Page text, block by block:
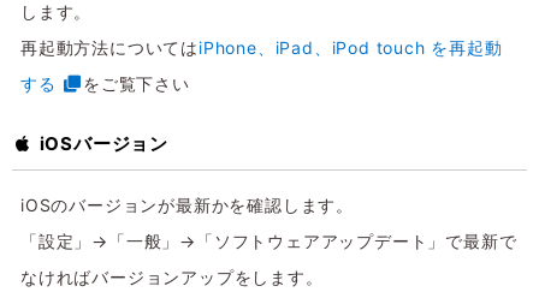
します。
再起動方法についてはiPhone、iPad、iPod touch を再起動
する
をご覧下さい
iOSバージョン
iOSのバージョンが最新かを確認します。
「設定」→「一般」→「ソフトウェアアップデート」で最新で
なければバージョンアップをします。